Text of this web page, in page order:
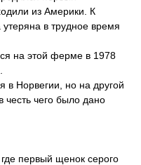
из Америки. К
в трудное время
на этой ферме в 1978
в Норвегии, но на другой
чего было дано
первый щенок серого